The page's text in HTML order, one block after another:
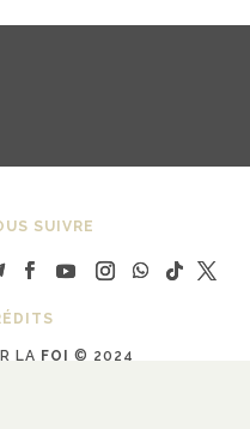
SUIVRE
LA FOI © 2024